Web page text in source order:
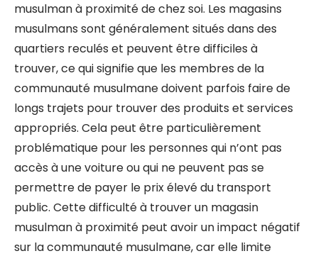
musulman à proximité de chez soi. Les magasins
musulmans sont généralement situés dans des
quartiers reculés et peuvent être difficiles à
trouver, ce qui signifie que les membres de la
communauté musulmane doivent parfois faire de
longs trajets pour trouver des produits et services
appropriés. Cela peut être particulièrement
problématique pour les personnes qui n’ont pas
accès à une voiture ou qui ne peuvent pas se
permettre de payer le prix élevé du transport
public. Cette difficulté à trouver un magasin
musulman à proximité peut avoir un impact négatif
sur la communauté musulmane, car elle limite